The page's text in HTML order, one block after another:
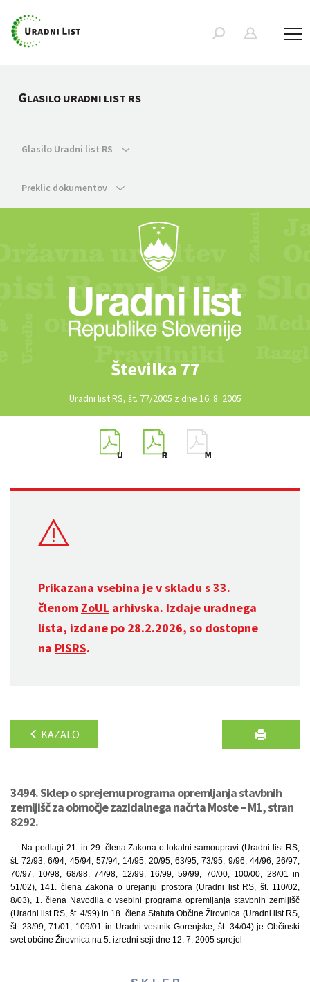
GLASILO URADNI LIST RS
Glasilo Uradni list RS
Preklic dokumentov
Številka 77
Uradni list RS, št. 77/2005 z dne 16. 8. 2005
Prikazana vsebina je v skladu s 33.
členom ZoUL arhivska. Izdaje uradnega
lista, izdane po 28.2.2026, so dostopne
na PISRS.
KAZALO
3494. Sklep o sprejemu programa opremljanja stavbnih
zemljišč za območje zazidalnega načrta Moste – M1, stran
8292.
Na podlagi 21. in 29. člena Zakona o lokalni samoupravi (Uradni list RS,
št. 72/93, 6/94, 45/94, 57/94, 14/95, 20/95, 63/95, 73/95, 9/96, 44/96, 26/97,
70/97, 10/98, 68/98, 74/98, 12/99, 16/99, 59/99, 70/00, 100/00, 28/01 in
51/02), 141. člena Zakona o urejanju prostora (Uradni list RS, št. 110/02,
8/03), 1. člena Navodila o vsebini programa opremljanja stavbnih zemljišč
(Uradni list RS, št. 4/99) in 18. člena Statuta Občine Žirovnica (Uradni list RS,
št. 23/99, 71/01, 109/01 in Uradni vestnik Gorenjske, št. 34/04) je Občinski
svet občine Žirovnica na 5. izredni seji dne 12. 7. 2005 sprejel